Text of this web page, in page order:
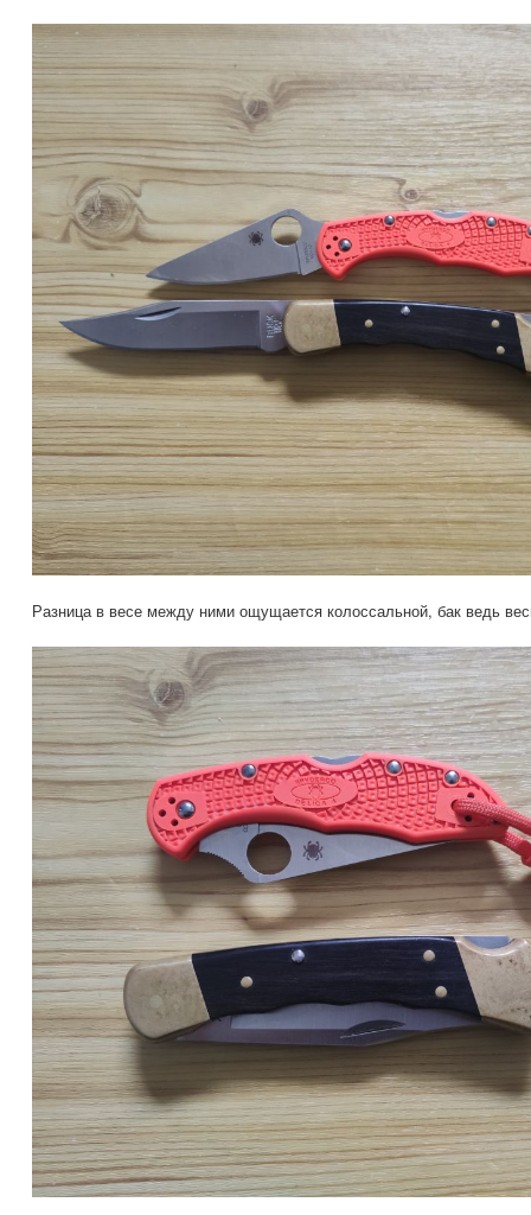
Разница в весе между ними ощущается колоссальной, бак ведь